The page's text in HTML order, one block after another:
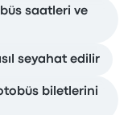
saatleri ve
seyahat edilir
biletlerini